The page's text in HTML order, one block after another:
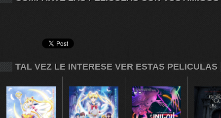
TAL VEZ LE INTERESE VER ESTAS PELICULAS